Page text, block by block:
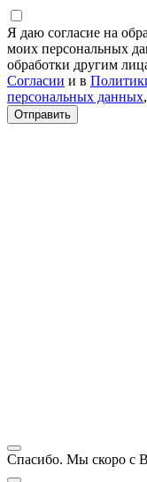
Я даю согласие на
моих персональных
обработки другим
Согласии и в
персональных данных
Спасибо. Мы скоро с